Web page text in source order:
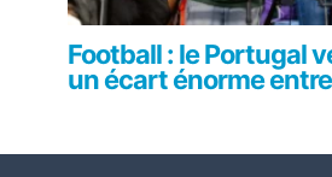
Football : le Portugal
un écart énorme